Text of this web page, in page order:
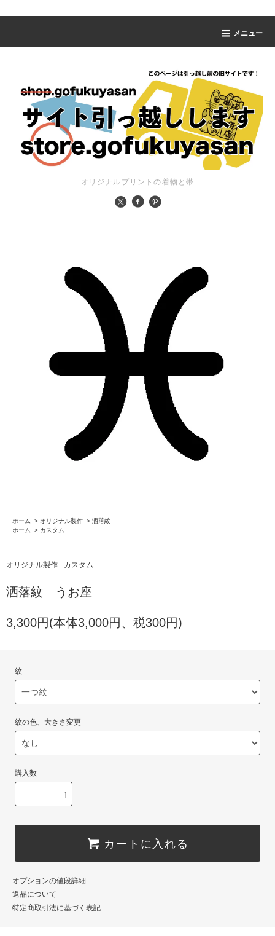
メニュー
オリジナルプリントの着物と帯
ホーム > オリジナル製作 > 洒落紋
ホーム
> カスタム
オリジナル製作 カスタム
洒落紋 うお座
3,300円(本体3,000円、税300円)
紋
紋の色、大きさ変更
購入数
カートに入れる
オプションの値段詳細
返品について
特定商取引法に基づく表記